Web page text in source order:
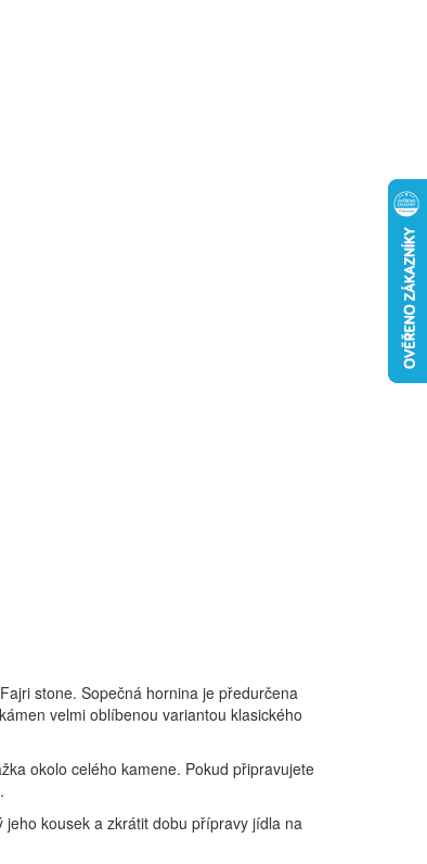
stone. Sopečná hornina je předurčena
velmi oblíbenou variantou klasického
okolo celého kamene. Pokud připravujete
kousek a zkrátit dobu přípravy jídla na